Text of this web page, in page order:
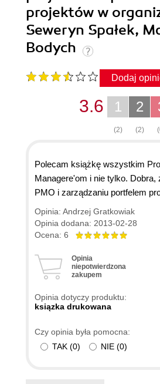
projektów w
Seweryn Spałek,
Bodych
Dodaj
2
(2)
1
(2)
3.6
Polecam książkę wszystkim
Managere'om i nie tylko. Dobra,
PMO i zarządzaniu portfelem
Opinia: Andrzej Gratkowiak
Opinia dodana: 2013-02-28
Ocena: 6
Opinia
niepotwierdzona
zakupem
Opinia dotyczy produktu:
ksiązka drukowana
Czy opinia była pomocna:
TAK (0) NIE (0)